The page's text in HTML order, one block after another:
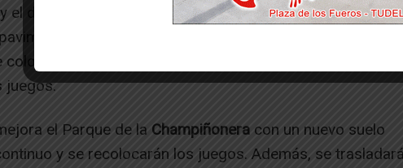
el de
en el Barrio de Lourdes, donde se
amortiguador actual, que está en muy malas
un nuevo suelo amortiguador continuo y se
juegos.
el Parque de la Champiñoneracon un nuevo suelo
y se recolocarán los juegos. Además, se trasladará